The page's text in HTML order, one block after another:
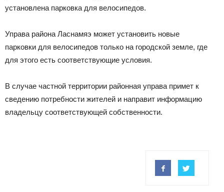
установлена ​​парковка для велосипедов.
Управа района Ласнамяэ может установить новые
парковки для велосипедов только на городской земле, где
для этого есть соответствующие условия.
В случае частной территории районная управа примет к
сведению потребности жителей и направит информацию
владельцу соответствующей собственности.